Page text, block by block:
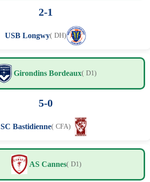
2-1
USB Longwy( DH)
Girondins Bordeaux( D1)
5-0
SC Bastidienne( CFA)
AS Cannes( D1)